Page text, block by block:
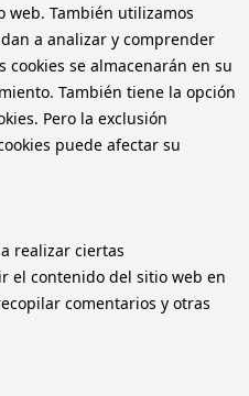
web. También utilizamos
a analizar y comprender
cookies se almacenarán en su
También tiene la opción
Pero la exclusión
puede afectar su
realizar ciertas
el contenido del sitio web en
comentarios y otras